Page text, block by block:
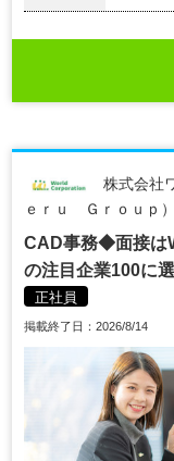
株式会社
ｅｒｕ Ｇｒｏｕｐ）
CAD事務◆面接は
の注目企業100に
正社員
掲載終了日：2026/8/14